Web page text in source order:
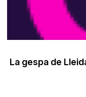
La gespa de